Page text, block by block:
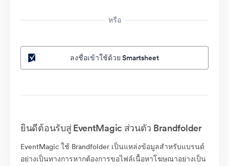
หรือ
ลงชื่อเข้าใช้ด้วย Smartsheet
ยินดีต้อนรับสู่ EventMagic ส่วนตัว Brandfolder
EventMagic ใช้ Brandfolder เป็นแหล่งข้อมูลสำหรับแบรนด์
อย่างเป็นทางการหากต้องการขอไฟล์เนื้อหาโฆษณาอย่างเป็น